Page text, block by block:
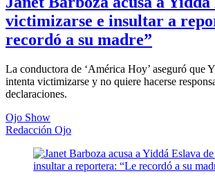
victimizarse e insultar a
recordó a su madre”
La conductora de ‘América Hoy’ aseguró que
intenta victimizarse y no quiere hacerse
declaraciones.
Ojo Show
Redacción Ojo